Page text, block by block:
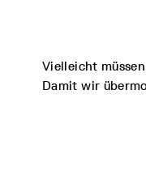
Vielleicht
Damit wir